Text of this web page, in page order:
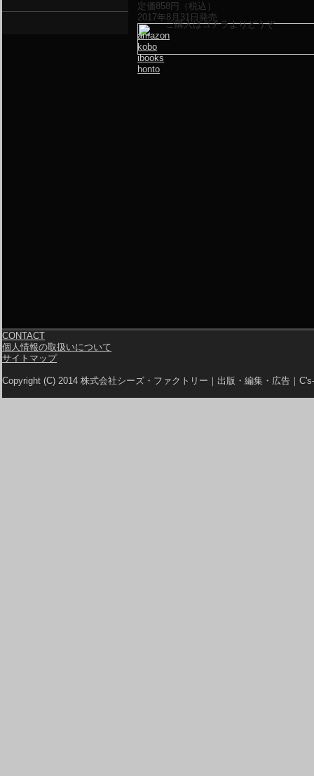
定価858円（税込）
2017年8月31日発売
ご購入はコチラよりどうぞ
amazon
kobo
ibooks
honto
CONTACT
個人情報の取扱いについて
サイトマップ
Copyright (C) 2014 株式会社シーズ・ファクトリー｜出版・編集・広告｜